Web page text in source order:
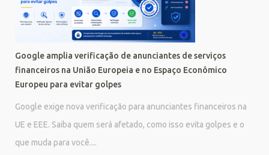
Google amplia verificação de anunciantes de serviços
financeiros na União Europeia e no Espaço Econômico
Europeu para evitar golpes
Google exige nova verificação para anunciantes financeiros na
UE e EEE. Saiba quem será afetado, como isso evita golpes e o
que muda para você....